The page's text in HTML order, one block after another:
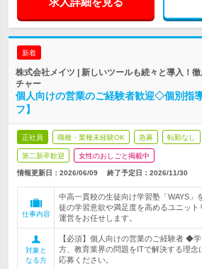
新着
株式会社メイツ | 新しいツールも続々と導入！
チャー
個人向けの営業のご経験者歓迎◇個別指
フ】
正社員 職種・業種未経験OK 急募 転勤なし
第二新卒歓迎 女性のおしごと掲載中
情報更新日：2026/06/09 終了予定日： 2026/11/30
仕事内容
中高一貫校の生徒向け学習塾「WAYS」
徒の学習意欲や満足度を高めるユニッ
運営をお任せします。
対象と
なる方
【必須】個人向けの営業のご経験者 ◆
方、教育業界の問題をITで解決する理念
応募ください。